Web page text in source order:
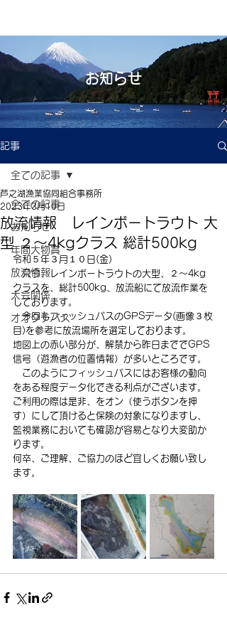
お知らせ
記事
全ての記事
お知らせ
年間大物賞
放流情報
大会関係
オオクチバス
全ての記事
放流情報 レインボートラウト 大
型 ２～4kgクラス 総計500kg
芦之湖漁業協同組合事務所
2023年3月10日
令和５年３月１０日(金)
只今、レインボートラウトの大型、２～4kg
クラスを、総計500kg、放流船にて放流作業を
しております。
今回もフィッシュパスのGPSデータ(画像３枚
目)を参考に放流場所を選定しております。
地図上の赤い部分が、解禁から昨日まででGPS
信号（遊漁者の位置情報）が多いところです。
このようにフィッシュパスにはお客様の動向
をある程度データ化できる利点がございます。
ご利用の際は是非、をオン（使うボタンを押
す）にして頂けると保険の対象になりますし、
監視業務においても確認が容易となり大変助か
ります。
何卒、ご理解、ご協力のほど宜しくお願い致し
ます。